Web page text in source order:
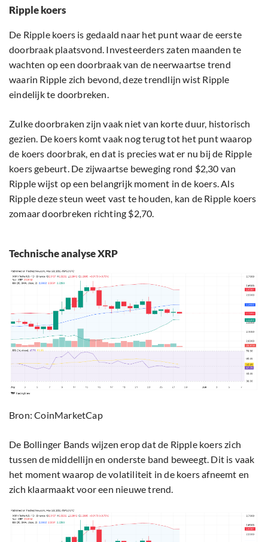
Ripple koers
De Ripple koers is gedaald naar het punt waar de eerste
doorbraak plaatsvond. Investeerders zaten maanden te
wachten op een doorbraak van de neerwaartse trend
waarin Ripple zich bevond, deze trendlijn wist Ripple
eindelijk te doorbreken.
Zulke doorbraken zijn vaak niet van korte duur, historisch
gezien. De koers komt vaak nog terug tot het punt waarop
de koers doorbrak, en dat is precies wat er nu bij de Ripple
koers gebeurt. De zijwaartse beweging rond $2,30 van
Ripple wijst op een belangrijk moment in de koers. Als
Ripple deze steun weet vast te houden, kan de Ripple koers
zomaar doorbreken richting $2,70.
Technische analyse XRP
Bron: CoinMarketCap
De Bollinger Bands wijzen erop dat de Ripple koers zich
tussen de middellijn en onderste band beweegt. Dit is vaak
het moment waarop de volatiliteit in de koers afneemt en
zich klaarmaakt voor een nieuwe trend.